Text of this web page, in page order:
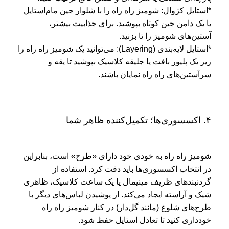
*استایل کژوال: شومیز راه راه را با شلوار جین مام‌استایل
یا یک دامن جین کوتاه بپوشید. برای جذابیت بیشتر،
آستین‌های شومیز را تا بزنید.
*استایل لایه‌بندی (Layering): می‌توانید یک شومیز راه راه را
زیر یک پلیور بافت یا جلیقه کلاسیک بپوشید تا یقه و
سرآستین‌های راه راه نمایان باشند.
۴. اکسسوری‌ها؛ تکمیل‌کننده ظاهر شما
شومیز راه راه به خودی خود دارای «طرح» است، بنابراین
در انتخاب اکسسوری‌ها باید دقت کرد. استفاده از
گردنبندهای ظریف مینیمال یا یک ساعت کلاسیک، ظاهری
شیک و آراسته ایجاد می‌کند. از پوشیدن لباس‌های دیگر با
طرح‌های شلوغ (مانند گل‌دار) در کنار شومیز راه راه
خودداری کنید تا تعادل استایل حفظ شود.